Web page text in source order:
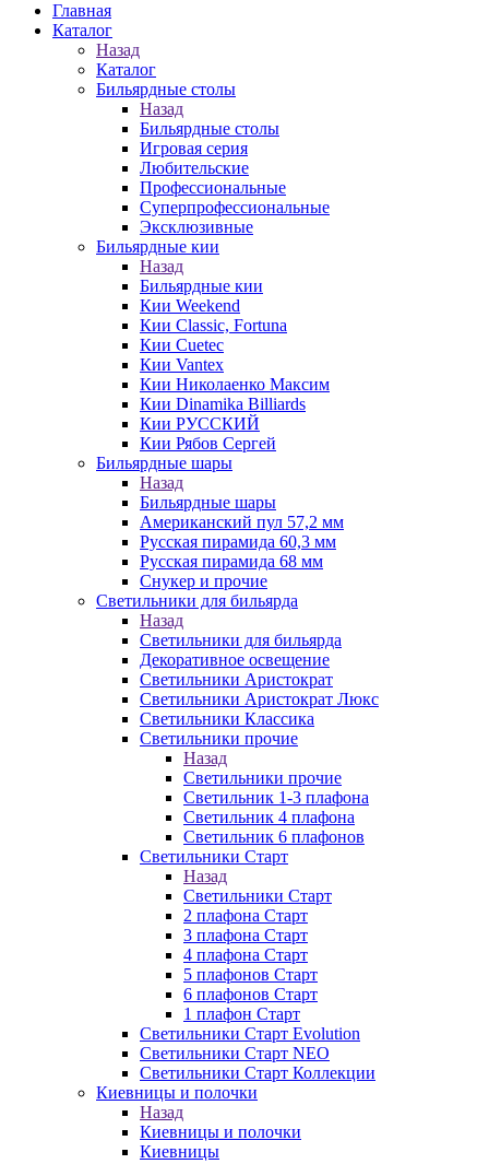
Главная
Каталог
Назад
Каталог
Бильярдные столы
Назад
Бильярдные столы
Игровая серия
Любительские
Профессиональные
Суперпрофессиональные
Эксклюзивные
Бильярдные кии
Назад
Бильярдные кии
Кии Weekend
Кии Classic, Fortuna
Кии Cuetec
Кии Vantex
Кии Николаенко Максим
Кии Dinamika Billiards
Кии РУССКИЙ
Кии Рябов Сергей
Бильярдные шары
Назад
Бильярдные шары
Американский пул 57,2 мм
Русская пирамида 60,3 мм
Русская пирамида 68 мм
Снукер и прочие
Светильники для бильярда
Назад
Светильники для бильярда
Декоративное освещение
Светильники Аристократ
Светильники Аристократ Люкс
Светильники Классика
Светильники прочие
Назад
Светильники прочие
Светильник 1-3 плафона
Светильник 4 плафона
Светильник 6 плафонов
Светильники Старт
Назад
Светильники Старт
2 плафона Старт
3 плафона Старт
4 плафона Старт
5 плафонов Старт
6 плафонов Старт
1 плафон Старт
Светильники Старт Evolution
Светильники Старт NEO
Светильники Старт Коллекции
Киевницы и полочки
Назад
Киевницы и полочки
Киевницы